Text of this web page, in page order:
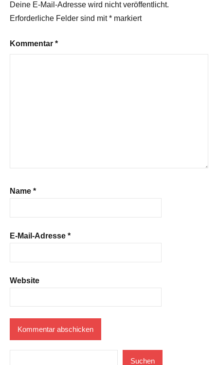
Deine E-Mail-Adresse wird nicht veröffentlicht.
Erforderliche Felder sind mit* markiert
Kommentar *
Name *
E-Mail-Adresse *
Website
Suchen